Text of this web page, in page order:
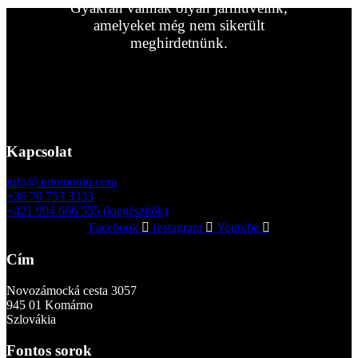
Gyakran vannak olyan járműveink,
amelyeket még nem sikerült
meghirdetnünk.
Kapcsolat
info@automoniq.com
+36 70 753 3333
+421 904 666 555 (kiegészítők)
Facebook
Instagram Youtube
Cím
Novozámocká cesta 3057
945 01 Komárno
Szlovákia
Fontos sorok